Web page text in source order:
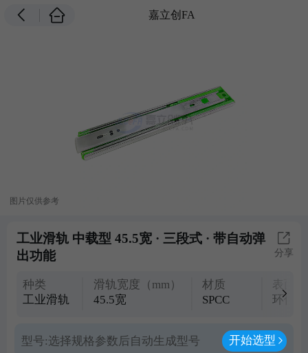
嘉立创FA
图片仅供参考
工业滑轨 中载型 45.5宽 · 三段式 · 带自动弹
出功能
分享
种类
工业滑轨
滑轨宽度（mm）
45.5宽
材质
SPCC
表面
环保
型号:选择规格参数后自动生成型号 开始选型